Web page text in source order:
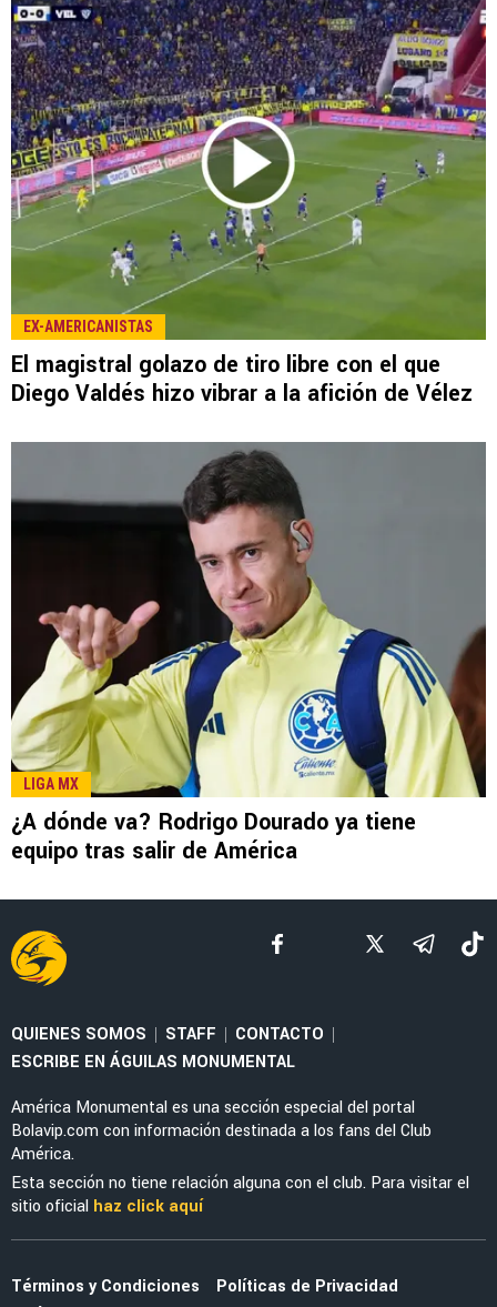
LEE TAMBIÉN
FEMENIL
Priscila da Silva firma doblete con América
Femenil y reacciona al Estadio Banorte